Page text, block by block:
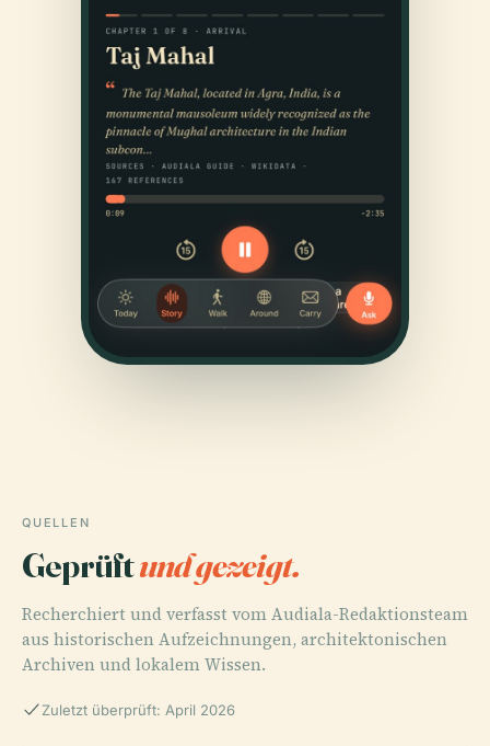
QUELLEN
Geprüftund gezeigt.
Recherchiert und verfasst vom Audiala-Redaktionsteam
aus historischen Aufzeichnungen, architektonischen
Archiven und lokalem Wissen.
Zuletzt überprüft: April 2026